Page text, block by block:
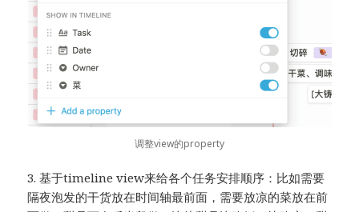
调整view的property
3. 基于timeline view来给各个任务安排顺序：比如需要
隔夜泡发的干货放在时间轴最前面，需要放凉的菜放在前